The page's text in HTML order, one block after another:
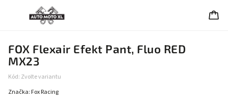
FOX Flexair Efekt Pant, Fluo RED
MX23
Kód: Zvolte variantu
Značka: Fox Racing